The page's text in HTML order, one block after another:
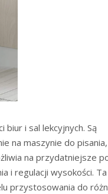
i sal lekcyjnych. Są
na maszynie do
na przydatniejsze
i regulacji wysokości.
przystosowania do